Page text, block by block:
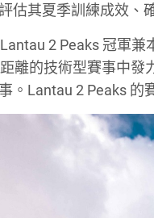
估其夏季訓練成效、
2 Peaks 冠軍
離的技術型賽事中發
。Lantau 2 Peaks 的